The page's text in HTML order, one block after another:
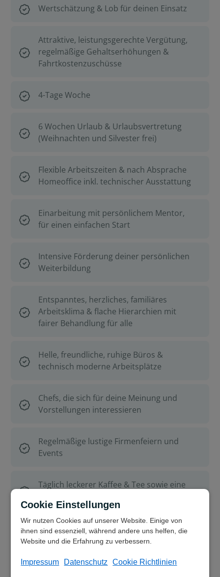
Cookie Einstellungen
Wir nutzen Cookies auf unserer Website. Einige von
ihnen sind essenziell, während andere uns helfen, die
Website und die Erfahrung zu verbessern.
Impressum Datenschutz Cookie Richtlinien
Wertschätzung & Lob für deinen Einsatz
Attraktive, leistungsgerechte Vergütung,
regelmäßige Gehaltserhöhungen &
Fahrtkostenzuschüsse
4-Tage Woche
6 Wochen Urlaub & Urlaubsvertretung
(Weihnachten und Silvester frei)
Flexible Arbeitszeiten & nach Absprache
Homeoffice inkl. technischer Ausstattung
Einarbeitung mit persönlichem Mentor,
für einen einfachen Start
Intensive Förderung deiner persönlichen
Weiterbildung
Entspanntes, herzliches, familiäres
Arbeitsklima & flache Hierarchien mit
fairer Behandlung für alle
Helle, freundliche, ruhige Büros &
technisch moderne Arbeitsplätze
Chefs, die sich für deine Meinung und
Vorstellungen interessieren
Regelmäßige lustige Firmenfeiern und
Events
Täglich leckerer Kaffee & Tee sowie eine
Sonstige Benefits:
Gesundheitsförderungen